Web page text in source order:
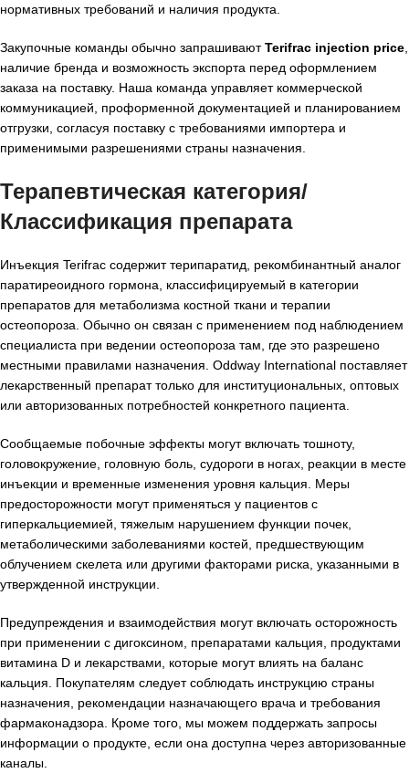
нормативных требований и наличия продукта.
Закупочные команды обычно запрашиваютTerifrac injection price
наличие бренда и возможность экспорта перед оформлением
заказа на поставку. Наша команда управляет коммерческой
коммуникацией, проформенной документацией и планированием
отгрузки, согласуя поставку с требованиями импортера и
применимыми разрешениями страны назначения.
Терапевтическая категория/
Классификация препарата
Инъекция Terifrac содержит терипаратид, рекомбинантный аналог
паратиреоидного гормона, классифицируемый в категории
препаратов для метаболизма костной ткани и терапии
остеопороза. Обычно он связан с применением под наблюдением
специалиста при ведении остеопороза там, где это разрешено
местными правилами назначения. Oddway International поставляет
лекарственный препарат только для институциональных, оптовых
или авторизованных потребностей конкретного пациента.
Сообщаемые побочные эффекты могут включать тошноту,
головокружение, головную боль, судороги в ногах, реакции в месте
инъекции и временные изменения уровня кальция. Меры
предосторожности могут применяться у пациентов с
гиперкальциемией, тяжелым нарушением функции почек,
метаболическими заболеваниями костей, предшествующим
облучением скелета или другими факторами риска, указанными в
утвержденной инструкции.
Предупреждения и взаимодействия могут включать осторожность
при применении с дигоксином, препаратами кальция, продуктами
витамина D и лекарствами, которые могут влиять на баланс
кальция. Покупателям следует соблюдать инструкцию страны
назначения, рекомендации назначающего врача и требования
фармаконадзора. Кроме того, мы можем поддержать запросы
информации о продукте, если она доступна через авторизованные
каналы.